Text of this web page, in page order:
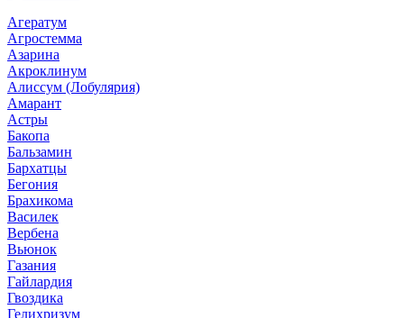
Агератум
Агростемма
Азарина
Акроклинум
Алиссум (Лобулярия)
Амарант
Астры
Бакопа
Бальзамин
Бархатцы
Бегония
Брахикома
Василек
Вербена
Вьюнок
Газания
Гайлардия
Гвоздика
Гелихризум